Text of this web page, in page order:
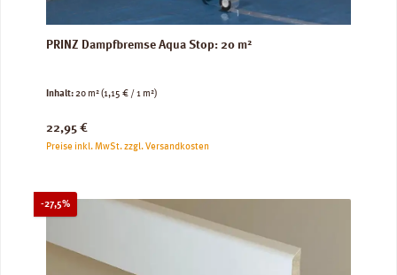
PRINZ Dampfbremse Aqua Stop: 20 m²
Inhalt:20 m²(1,15 € / 1 m²)
Regulärer Preis:
22,95 €
Preise inkl. MwSt. zzgl. Versandkosten
-27,5%Rabatt